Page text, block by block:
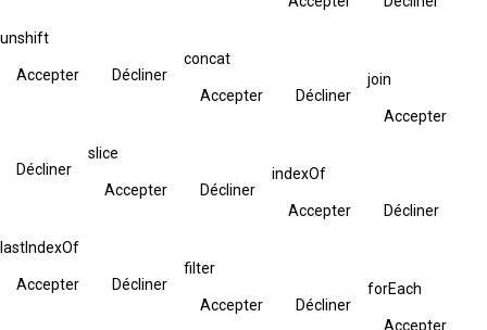
unshift
Accepter Décliner
concat
Accepter Décliner
join
Accepter
Décliner
slice
Accepter Décliner
indexOf
Accepter Décliner
lastIndexOf
Accepter Décliner
filter
Accepter Décliner
forEach
Accepter